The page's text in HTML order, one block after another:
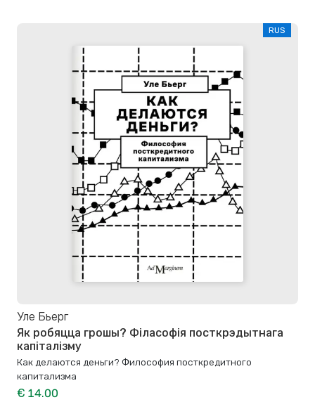
RUS
Уле Бьерг
Як робяцца грошы? Філасофія посткрэдытнага
капіталізму
Как делаются деньги? Философия посткредитного
капитализма
€ 14.00